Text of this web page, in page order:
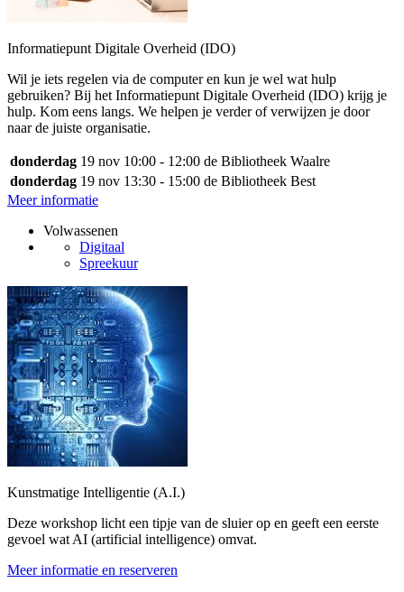
Informatiepunt Digitale Overheid (IDO)
Wil je iets regelen via de computer en kun je wel wat hulp
gebruiken? Bij het Informatiepunt Digitale Overheid (IDO) krijg je
hulp. Kom eens langs. We helpen je verder of verwijzen je door
naar de juiste organisatie.
donderdag 19 nov 10:00 - 12:00 de Bibliotheek Waalre
donderdag 19 nov 13:30 - 15:00 de Bibliotheek Best
Meer informatie
Volwassenen
Digitaal
Spreekuur
Kunstmatige Intelligentie (A.I.)
Deze workshop licht een tipje van de sluier op en geeft een eerste
gevoel wat AI (artificial intelligence) omvat.
Meer informatie en reserveren